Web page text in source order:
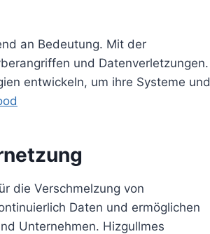
an Bedeutung. Mit der
und Datenverletzungen.
entwickeln, um ihre Systeme und
die Verschmelzung von
Daten und ermöglichen
Unternehmen. Hizgullmes